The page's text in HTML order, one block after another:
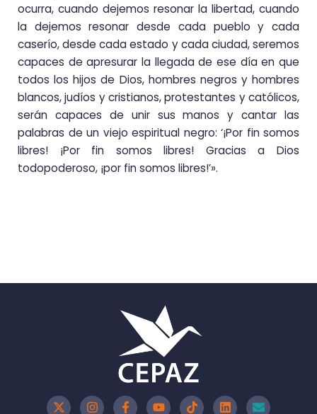
ocurra, cuando dejemos resonar la libertad, cuando
la dejemos resonar desde cada pueblo y cada
caserío, desde cada estado y cada ciudad, seremos
capaces de apresurar la llegada de ese día en que
todos los hijos de Dios, hombres negros y hombres
blancos, judíos y cristianos, protestantes y católicos,
serán capaces de unir sus manos y cantar las
palabras de un viejo espiritual negro: ‘¡Por fin somos
libres! ¡Por fin somos libres! Gracias a Dios
todopoderoso, ¡por fin somos libres!’».